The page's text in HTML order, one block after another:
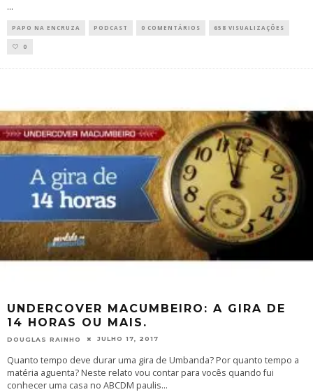
...
PAPO NA ENCRUZA PODCAST 0 COMENTÁRIOS 658 VISUALIZAÇÕES
0
UNDERCOVER MACUMBEIRO: A GIRA DE
14 HORAS OU MAIS.
DOUGLAS RAINHO JULHO 17, 2017
Quanto tempo deve durar uma gira de Umbanda? Por quanto tempo a
matéria aguenta? Neste relato vou contar para vocês quando fui
conhecer uma casa no ABCDM paulis...